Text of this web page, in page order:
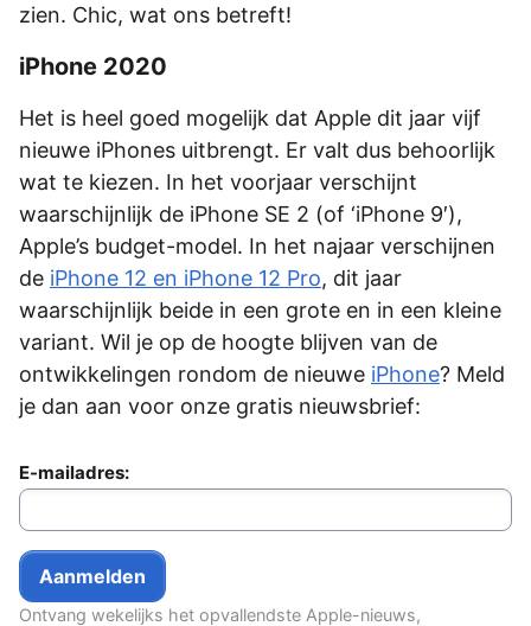
zien. Chic, wat ons betreft!
iPhone 2020
Het is heel goed mogelijk dat Apple dit jaar vijf
nieuwe iPhones uitbrengt. Er valt dus behoorlijk
wat te kiezen. In het voorjaar verschijnt
waarschijnlijk de iPhone SE 2 (of ‘iPhone 9′),
Apple’s budget-model. In het najaar verschijnen
de iPhone 12 en iPhone 12 Pro, dit jaar
waarschijnlijk beide in een grote en in een kleine
variant. Wil je op de hoogte blijven van de
ontwikkelingen rondom de nieuwe iPhone? Meld
je dan aan voor onze gratis nieuwsbrief:
E-mailadres:
Ontvang wekelijks het opvallendste Apple-nieuws,